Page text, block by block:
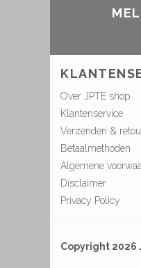
Over JPTE shop
Klantenservice
Verzenden &
Betaalmethoden
Algemene
Disclaimer
Privacy Policy
Copyright 2026